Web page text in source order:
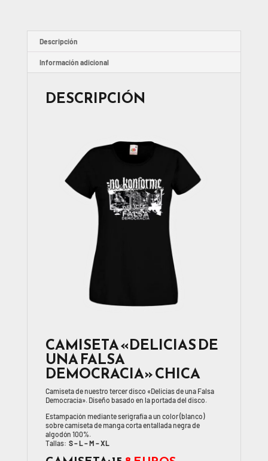
Descripción
Información adicional
DESCRIPCIÓN
CAMISETA «DELICIAS DE
UNA FALSA
DEMOCRACIA» CHICA
Camiseta de nuestro tercer disco «Delicias de una Falsa
Democracia». Diseño basado en la portada del disco.
Estampación mediante serigrafía a un color (blanco)
sobre camiseta de manga corta entallada negra de
algodón 100%.
Tallas: S – L – M – XL